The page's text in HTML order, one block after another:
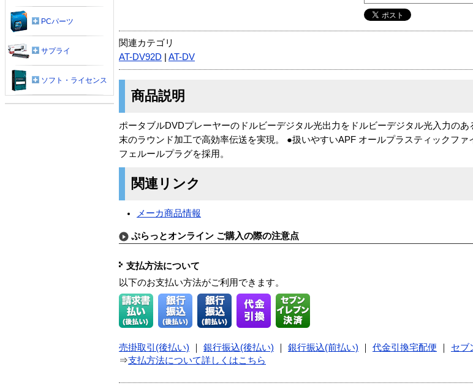
関連カテゴリ
AT-DV92D
AT-DV
商品説明
ポータブルDVDプレーヤーのドルビーデジタル光出力をドルビーデジタル光入力の
末のラウンド加工で高効率伝送を実現。 ●扱いやすいAPF オールプラスティックフ
フェルールプラグを採用。
関連リンク
メーカ商品情報
ぷらっとオンライン ご購入の際の注意点
支払方法について
以下のお支払い方法がご利用できます。
売掛取引(後払い) 銀行振込(後払い) 銀行振込(前払い) 代金引換宅配便
セブ
⇒支払方法について詳しくはこちら
PCパーツ
サプライ
ソフト・ライセンス